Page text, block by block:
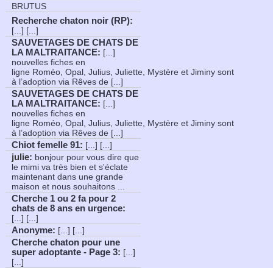
BRUTUS
Recherche chaton noir (RP):
[...] [...]
SAUVETAGES DE CHATS DE
LA MALTRAITANCE: [...]
nouvelles fiches en
ligne Roméo, Opal, Julius, Juliette, Mystère et Jiminy sont
à l’adoption via Rêves de [...]
SAUVETAGES DE CHATS DE
LA MALTRAITANCE: [...]
nouvelles fiches en
ligne Roméo, Opal, Julius, Juliette, Mystère et Jiminy sont
à l’adoption via Rêves de [...]
Chiot femelle 91: [...] [...]
julie: bonjour pour vous dire que
le mimi va très bien et s'éclate
maintenant dans une grande
maison et nous souhaitons ...
Cherche 1 ou 2 fa pour 2
chats de 8 ans en urgence:
[...] [...]
Anonyme: [...] [...]
Cherche chaton pour une
super adoptante - Page 3: [...]
[...]